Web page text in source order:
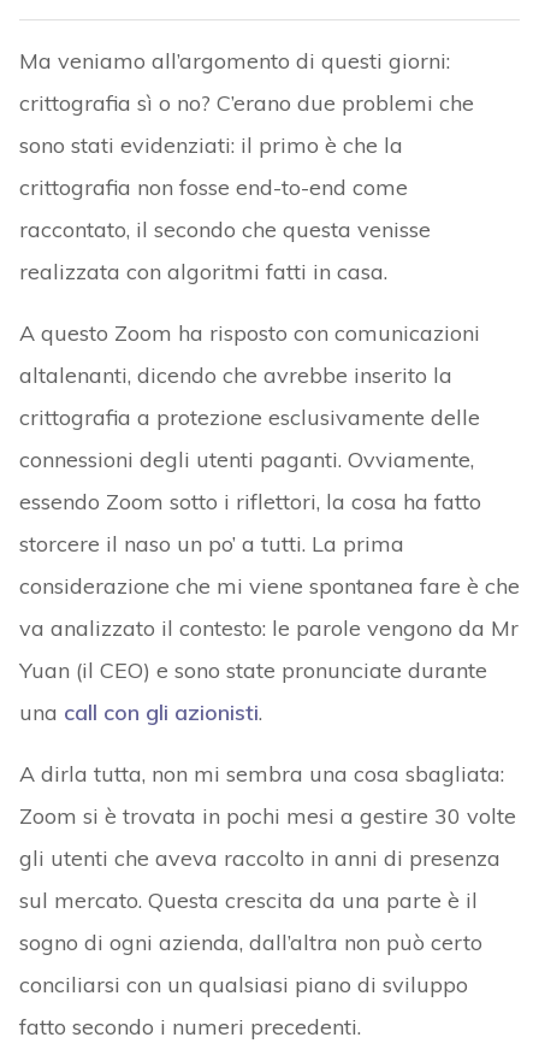
Ma veniamo all’argomento di questi giorni:
crittografia sì o no? C’erano due problemi che
sono stati evidenziati: il primo è che la
crittografia non fosse end-to-end come
raccontato, il secondo che questa venisse
realizzata con algoritmi fatti in casa.
A questo Zoom ha risposto con comunicazioni
altalenanti, dicendo che avrebbe inserito la
crittografia a protezione esclusivamente delle
connessioni degli utenti paganti. Ovviamente,
essendo Zoom sotto i riflettori, la cosa ha fatto
storcere il naso un po’ a tutti. La prima
considerazione che mi viene spontanea fare è che
va analizzato il contesto: le parole vengono da Mr
Yuan (il CEO) e sono state pronunciate durante
una call con gli azionisti.
A dirla tutta, non mi sembra una cosa sbagliata:
Zoom si è trovata in pochi mesi a gestire 30 volte
gli utenti che aveva raccolto in anni di presenza
sul mercato. Questa crescita da una parte è il
sogno di ogni azienda, dall’altra non può certo
conciliarsi con un qualsiasi piano di sviluppo
fatto secondo i numeri precedenti.